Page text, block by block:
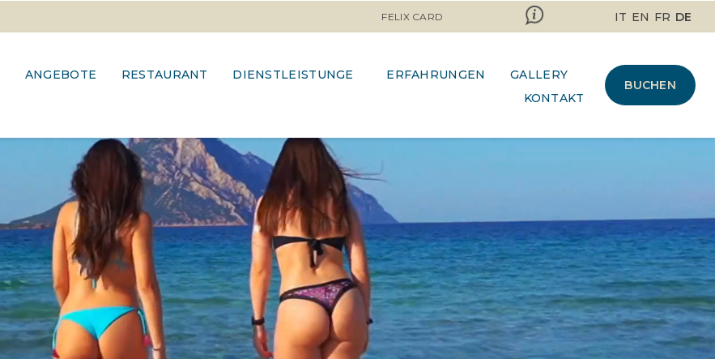
FELIX CARD IT EN FR DE
ANGEBOTE RESTAURANT DIENSTLEISTUNGE ERFAHRUNGEN
GALLERY
KONTAKT
BUCHEN